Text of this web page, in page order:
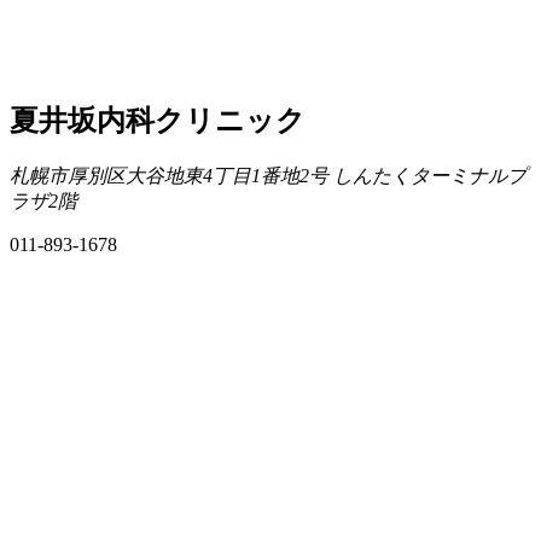
夏井坂内科クリニック
札幌市厚別区大谷地東4丁目1番地2号 しんたくターミナルプ
ラザ2階
011-893-1678